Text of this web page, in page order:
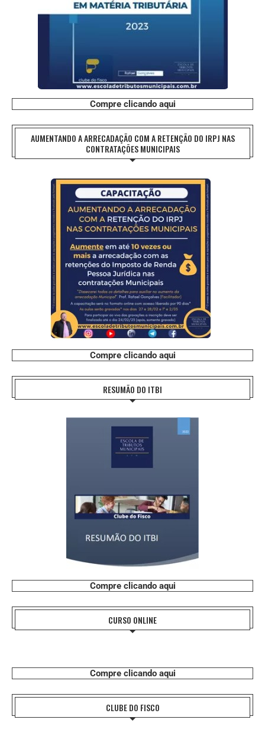
Compre clicando aqui
AUMENTANDO A ARRECADAÇÃO COM A RETENÇÃO DO IRPJ NAS
CONTRATAÇÕES MUNICIPAIS
Compre clicando aqui
RESUMÃO DO ITBI
Compre clicando aqui
CURSO ONLINE
Compre clicando aqui
CLUBE DO FISCO